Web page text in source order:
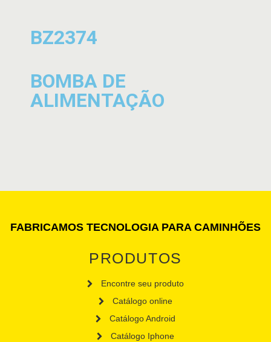
BZ2374
BOMBA DE
ALIMENTAÇÃO
FABRICAMOS TECNOLOGIA PARA CAMINHÕES
PRODUTOS
Encontre seu produto
Catálogo online
Catálogo Android
Catálogo Iphone